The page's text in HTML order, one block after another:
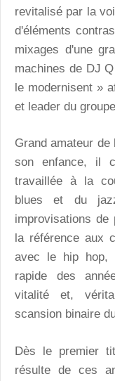
revitalisé par la
d'éléments
mixages d'une
machines de DJ
le modernisent »
et leader du
Grand amateur
son enfance, il
travaillée à la
blues et du
improvisations de
la référence aux
avec le hip hop,
rapide des
vitalité et,
scansion binaire
Dès le premier
résulte de ces